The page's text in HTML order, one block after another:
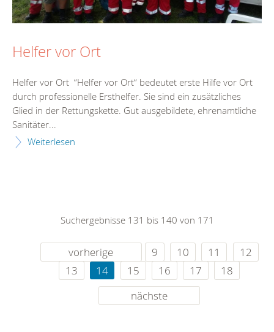
Helfer vor Ort
Helfer vor Ort “Helfer vor Ort“ bedeutet erste Hilfe vor Ort
durch professionelle Ersthelfer. Sie sind ein zusätzliches
Glied in der Rettungskette. Gut ausgebildete, ehrenamtliche
Sanitäter...
Weiterlesen
Suchergebnisse 131 bis 140 von 171
vorherige 9 10 11
12
13
14 15 16 17
18
nächste